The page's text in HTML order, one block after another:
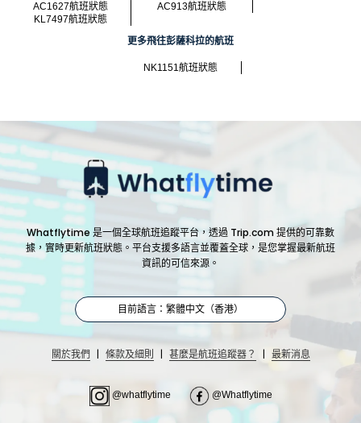
AC1627航班狀態
AC913航班狀態
KL7497航班狀態
更多飛往彭薩科拉的航班
NK1151航班狀態
Whatflytime 是一個全球航班追蹤平台，透過 Trip.com 提供的可靠數
據，實時更新航班狀態。平台支援多語言並覆蓋全球，是您掌握最新航班
資訊的可信來源。
目前語言：繁體中文（香港）
關於我們 | 條款及細則 | 甚麼是航班追蹤器？ | 最新消息
@whatflytime @Whatflytime